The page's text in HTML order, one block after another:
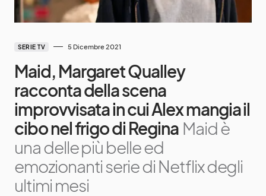
SERIE TV 5 Dicembre 2021
Maid, Margaret Qualley
racconta della scena
improvvisata in cui Alex mangia il
cibo nel frigo di Regina Maid è
una delle più belle ed
emozionanti serie di Netflix degli
ultimi mesi